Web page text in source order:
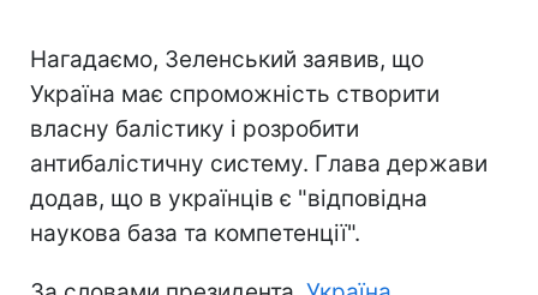
Нагадаємо, Зеленський заявив, що
Україна має спроможність створити
власну балістику і розробити
антибалістичну систему. Глава держави
додав, що в українців є "відповідна
наукова база та компетенції".